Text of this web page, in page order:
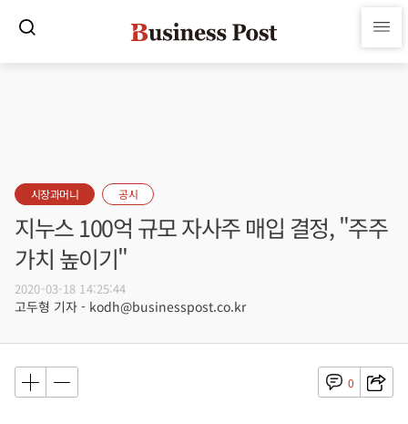
시장과머니 공시
지누스 100억 규모 자사주 매입 결정, "주주
가치 높이기"
2020-03-18 14:25:44
고두형 기자 - kodh@businesspost.co.kr
0